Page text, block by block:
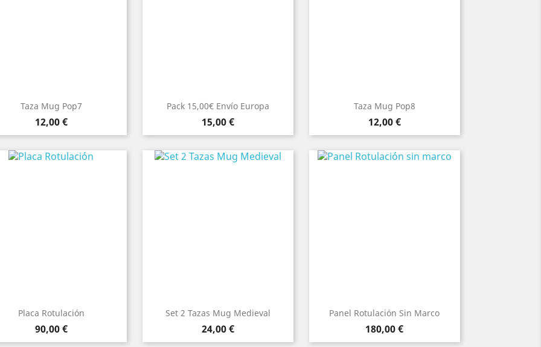
Taza Mug Pop7
Precio
12,00 €
Pack 15,00€ Envío Europa
Precio
15,00 €
Taza Mug Pop8
Precio
12,00 €
Placa Rotulación
Precio
90,00 €
Set 2 Tazas Mug Medieval
Precio
24,00 €
Panel Rotulación Sin Marco
Precio
180,00 €